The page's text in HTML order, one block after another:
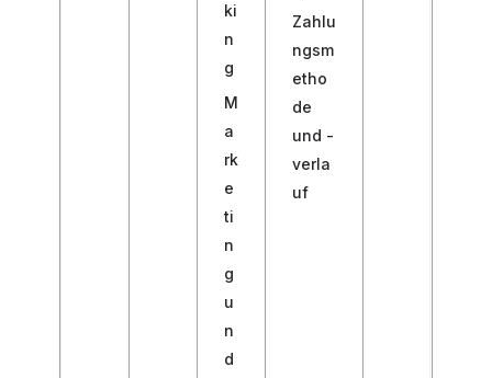
ki
n
g
M
a
rk
e
ti
n
g
u
n
d
Zahlu
ngsm
etho
de
und -
verla
uf